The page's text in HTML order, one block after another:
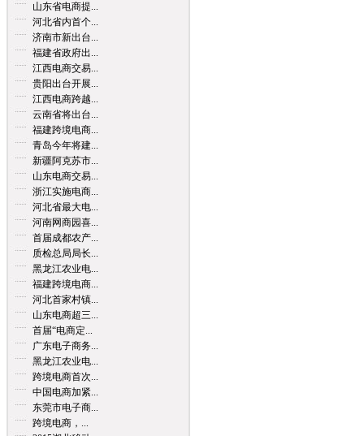
山东省电商提...
河北省内首个...
济南市新出台...
福建省政府出...
江西电商交易...
贵阳出台开展...
江西电商跨越...
云南省将出台...
福建跨境电商...
青岛今年将建...
新疆阿克苏市...
山东电商交易...
浙江实施电商...
河北省最大电...
河南网商园喜...
首届成都农产...
质检总局局长...
黑龙江农业电...
福建跨境电商...
河北首家村镇...
山东电商超三...
首届“电商定...
广东电子商务...
黑龙江农业电...
跨境电商首次...
中国电商加紧...
东莞市电子商...
跨境电商，...